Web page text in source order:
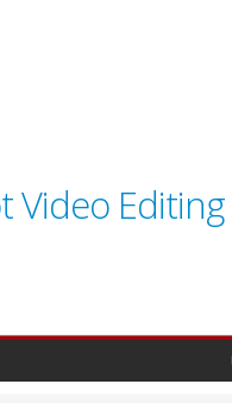
Video Editing